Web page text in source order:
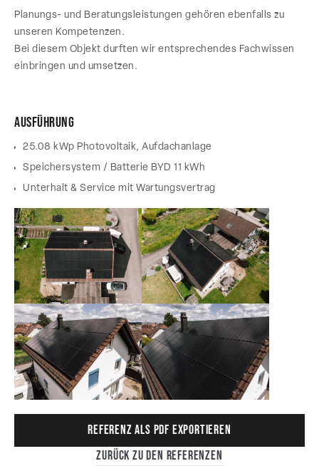
Planungs- und Beratungsleistungen gehören ebenfalls zu
unseren Kompetenzen.
Bei diesem Objekt durften wir entsprechendes Fachwissen
einbringen und umsetzen.
Ausführung
25.08 kWp Photovoltaik, Aufdachanlage
Speichersystem / Batterie BYD 11 kWh
Unterhalt & Service mit Wartungsvertrag
Referenz als PDF exportieren
Zurück zu den Referenzen